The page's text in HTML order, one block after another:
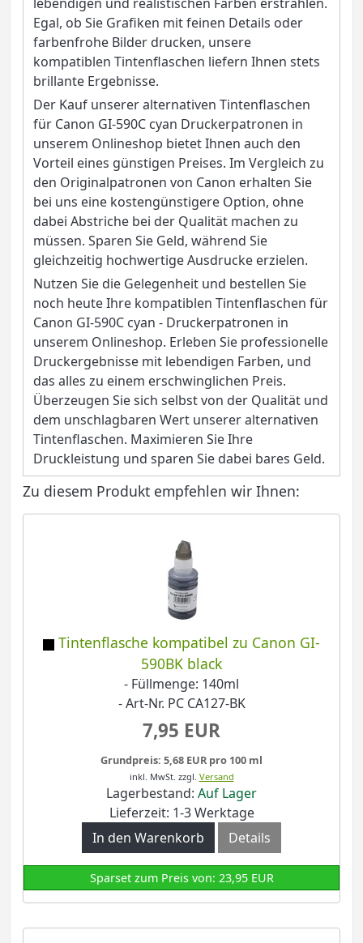
Egal, ob Sie Grafiken mit feinen Details oder
farbenfrohe Bilder drucken, unsere
kompatiblen Tintenflaschen liefern Ihnen stets
brillante Ergebnisse.
Der Kauf unserer alternativen Tintenflaschen
für Canon GI-590C cyan Druckerpatronen in
unserem Onlineshop bietet Ihnen auch den
Vorteil eines günstigen Preises. Im Vergleich zu
den Originalpatronen von Canon erhalten Sie
bei uns eine kostengünstigere Option, ohne
dabei Abstriche bei der Qualität machen zu
müssen. Sparen Sie Geld, während Sie
gleichzeitig hochwertige Ausdrucke erzielen.
Nutzen Sie die Gelegenheit und bestellen Sie
noch heute Ihre kompatiblen Tintenflaschen für
Canon GI-590C cyan - Druckerpatronen in
unserem Onlineshop. Erleben Sie professionelle
Druckergebnisse mit lebendigen Farben, und
das alles zu einem erschwinglichen Preis.
Überzeugen Sie sich selbst von der Qualität und
dem unschlagbaren Wert unserer alternativen
Tintenflaschen. Maximieren Sie Ihre
Druckleistung und sparen Sie dabei bares Geld.
Zu diesem Produkt empfehlen wir Ihnen:
Tintenflasche kompatibel zu Canon GI-
590BK black
- Füllmenge: 140ml
- Art-Nr. PC CA127-BK
7,95 EUR
Grundpreis: 5,68 EUR pro 100 ml
inkl. MwSt. zzgl. Versand
Lagerbestand: Auf Lager
Lieferzeit: 1-3 Werktage
In den Warenkorb
Details
Sparset zum Preis von: 23,95 EUR